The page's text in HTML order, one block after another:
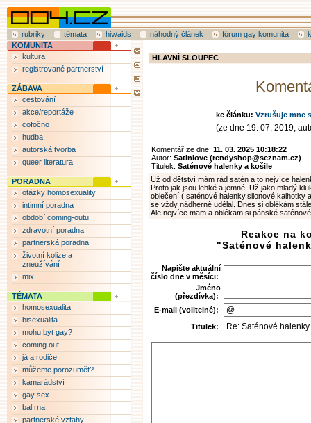
rubriky témata hiv/aids náhodný článek fórum gay komunita
HLAVNÍ SLOUPEC
ke článku: Vzrušuje mne
(ze dne 19. 07. 2019,
Komentář ze dne: 11. 03. 2025 10:18:22
Autor: Satinlove (rendyshop@seznam.cz)
Titulek: Saténové halenky a košile
Už od dětství mám rád satén a to nejvíce
Proto jak jsou lehké a jemné. Už jako mladý
oblečení ( saténové halenky,silonové kalhotky
se vždy nádherně udělal. Dnes si oblékám
Ale nejvíce mam a oblékam si pánské
Reakce na
"Saténové
Napište aktuální
číslo dne v měsíci:
Jméno
(přezdívka):
E-mail (volitelné):
Titulek:
KOMUNITA
kultura
registrované partnerství
ZÁBAVA
cestování
akce/reportáže
cofočno
hudba
autorská tvorba
queer literatura
PORADNA
otázky homosexuality
intimní poradna
období coming-outu
zdravotní poradna
partnerská poradna
životní kolize a
zneužívání
mix
TÉMATA
homosexualita
bisexualita
mohu být gay?
coming out
já a rodiče
můžeme porozumět?
kamarádství
gay sex
balírna
partnerské vztahy